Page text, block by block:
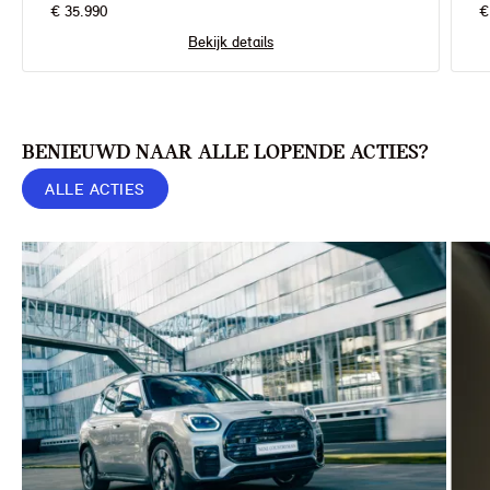
€ 35.990
Bekijk details
BENIEUWD NAAR ALLE LOPENDE ACTIES?
ALLE ACTIES